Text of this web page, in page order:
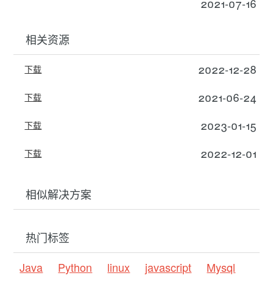
2021-07-16
相关资源
下载 2022-12-28
下载 2021-06-24
下载 2023-01-15
下载 2022-12-01
相似解决方案
热门标签
Java
Python linux javascript
Mysql